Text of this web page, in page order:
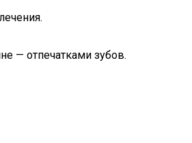
— отпечатками зубов.